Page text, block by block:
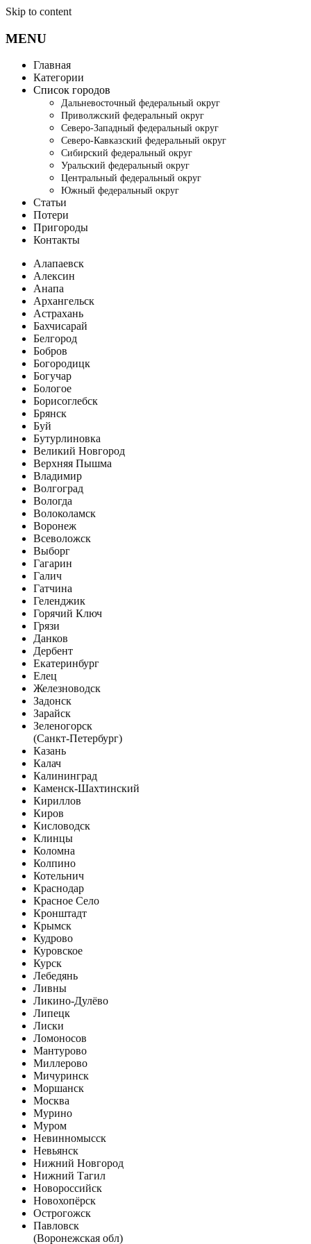
Skip to content
MENU
Главная
Категории
Список городов
Дальневосточный федеральный округ
Приволжский федеральный округ
Северо-Западный федеральный округ
Северо-Кавказский федеральный округ
Сибирский федеральный округ
Уральский федеральный округ
Центральный федеральный округ
Южный федеральный округ
Статьи
Потери
Пригороды
Контакты
Алапаевск
Алексин
Анапа
Архангельск
Астрахань
Бахчисарай
Белгород
Бобров
Богородицк
Богучар
Бологое
Борисоглебск
Брянск
Буй
Бутурлиновка
Великий Новгород
Верхняя Пышма
Владимир
Волгоград
Вологда
Волоколамск
Воронеж
Всеволожск
Выборг
Гагарин
Галич
Гатчина
Геленджик
Горячий Ключ
Грязи
Данков
Дербент
Екатеринбург
Елец
Железноводск
Задонск
Зарайск
Зеленогорск
(Санкт-Петербург)
Казань
Калач
Калининград
Каменск-Шахтинский
Кириллов
Киров
Кисловодск
Клинцы
Коломна
Колпино
Котельнич
Краснодар
Красное Село
Кронштадт
Крымск
Кудрово
Куровское
Курск
Лебедянь
Ливны
Ликино-Дулёво
Липецк
Лиски
Ломоносов
Мантурово
Миллерово
Мичуринск
Моршанск
Москва
Мурино
Муром
Невинномысск
Невьянск
Нижний Новгород
Нижний Тагил
Новороссийск
Новохопёрск
Острогожск
Павловск
(Воронежская обл)